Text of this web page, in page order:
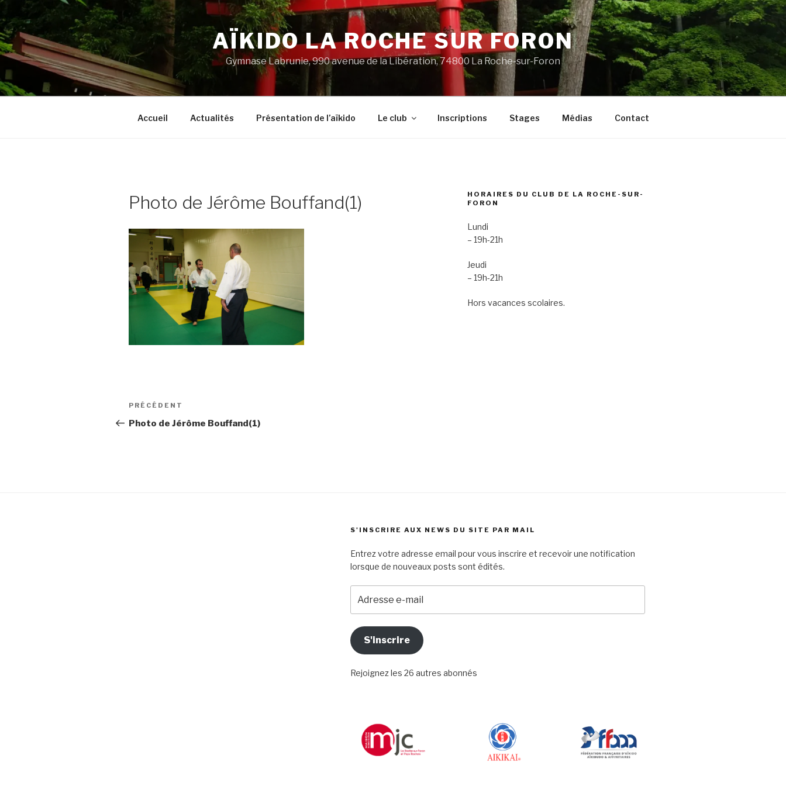
Aller
au
contenu
principal
AÏKIDO LA ROCHE SUR FORON
Gymnase Labrunie, 990 avenue de la Libération, 74800 La Roche-sur-Foron
Accueil Actualités Présentation de l’aïkido Le club Inscriptions Stages Médias Contact
Photo de Jérôme Bouffand(1)
Navigation
de
Article
précédent
PRÉCÉDENT
Photo de Jérôme Bouffand(1)
HORAIRES DU CLUB DE LA ROCHE-SUR-
FORON
Lundi
– 19h-21h
Jeudi
– 19h-21h
Hors vacances scolaires.
S'INSCRIRE AUX NEWS DU SITE PAR MAIL
Entrez votre adresse email pour vous inscrire et recevoir une notification
lorsque de nouveaux posts sont édités.
e-
mail
S'inscrire
Rejoignez les 26 autres abonnés